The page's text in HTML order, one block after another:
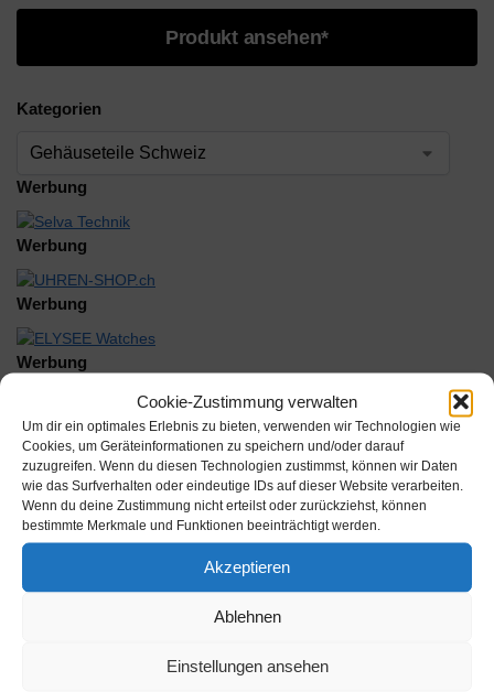
Cookie-Zustimmung verwalten
Um dir ein optimales Erlebnis zu bieten, verwenden wir Technologien wie
Cookies, um Geräteinformationen zu speichern und/oder darauf
zuzugreifen. Wenn du diesen Technologien zustimmst, können wir Daten
wie das Surfverhalten oder eindeutige IDs auf dieser Website verarbeiten.
Wenn du deine Zustimmung nicht erteilst oder zurückziehst, können
bestimmte Merkmale und Funktionen beeinträchtigt werden.
Akzeptieren
Ablehnen
Einstellungen ansehen
Produkt ansehen*
Kategorien
Werbung
Werbung
Werbung
Werbung
Beschreibung
Omega 196.1503 Cal 1438 Zeigerspiel gelb/Sek-Z orange
Hersteller: Rudolf Flume Technik GmbH